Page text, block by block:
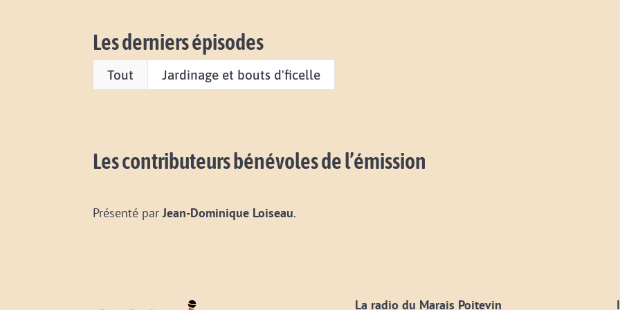
Les derniers épisodes
Tout Jardinage et bouts d'ficelle
Les contributeurs bénévoles de l’émission
Présenté parJean-Dominique Loiseau.
La radio du Marais Poitevin